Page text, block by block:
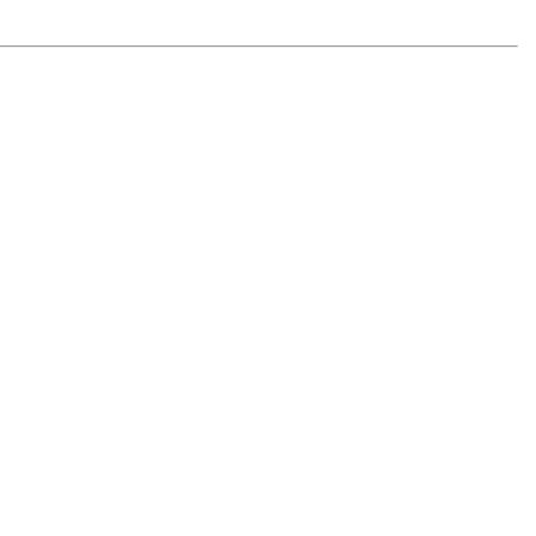
Vipps, Klarna och Google Pay.
debiteras kortet/fakturan.